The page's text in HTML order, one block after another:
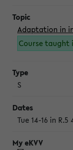
Adaptation in
Course taught
S
Tue 14-16 in R.5